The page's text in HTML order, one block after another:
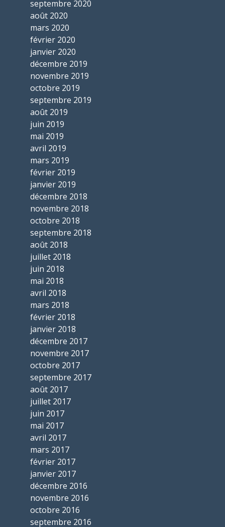
septembre 2020
août 2020
mars 2020
février 2020
janvier 2020
décembre 2019
novembre 2019
octobre 2019
septembre 2019
août 2019
juin 2019
mai 2019
avril 2019
mars 2019
février 2019
janvier 2019
décembre 2018
novembre 2018
octobre 2018
septembre 2018
août 2018
juillet 2018
juin 2018
mai 2018
avril 2018
mars 2018
février 2018
janvier 2018
décembre 2017
novembre 2017
octobre 2017
septembre 2017
août 2017
juillet 2017
juin 2017
mai 2017
avril 2017
mars 2017
février 2017
janvier 2017
décembre 2016
novembre 2016
octobre 2016
septembre 2016